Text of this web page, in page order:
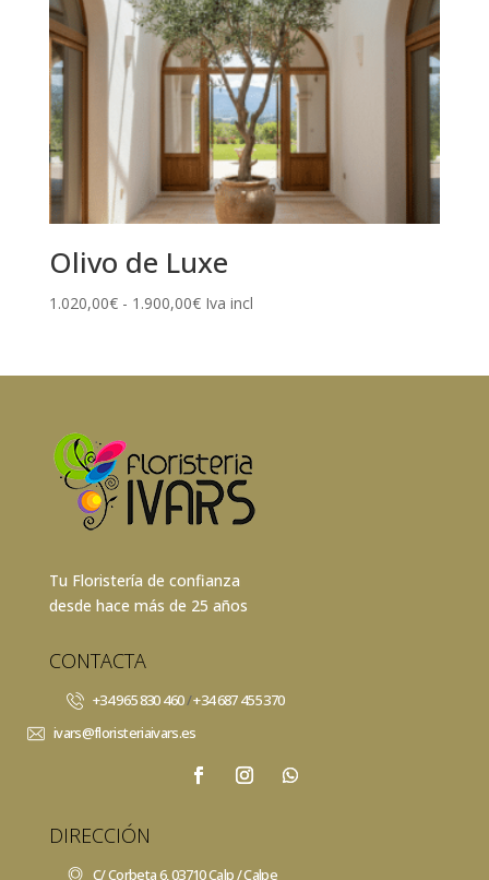
Olivo de Luxe
1.020,00€ - 1.900,00€Rango
desde
1.900,00€
Iva incl
Tu Floristería de confianza
desde hace más de 25 años
CONTACTA
+34 965 830 460/+34 687 455 370
ivars@floristeriaivars.es
DIRECCIÓN
C/ Corbeta 6, 03710 Calp / Calpe